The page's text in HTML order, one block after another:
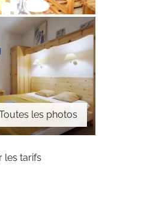
les photos
les tarifs